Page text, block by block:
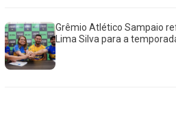
Grêmio Atlético Sampaio
Lima Silva para a